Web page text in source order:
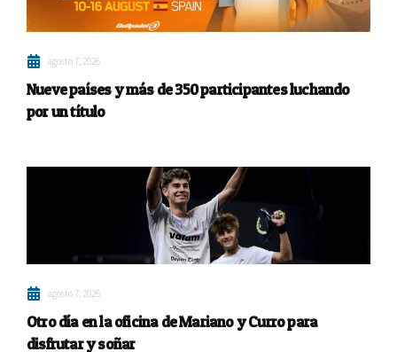
agosto 7, 2026
Nueve países y más de 350 participantes luchando
por un título
agosto 7, 2026
Otro día en la oficina de Mariano y Curro para
disfrutar y soñar